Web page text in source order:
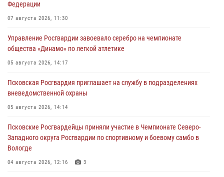
Федерации
07 августа 2026, 11:30
Управление Росгвардии завоевало серебро на чемпионате
общества «Динамо» по легкой атлетике
05 августа 2026, 14:17
Псковская Росгвардия приглашает на службу в подразделениях
вневедомственной охраны
05 августа 2026, 14:14
Псковские Росгвардейцы приняли участие в Чемпионате Северо-
Западного округа Росгвардии по спортивному и боевому самбо в
Вологде
04 августа 2026, 12:16 3